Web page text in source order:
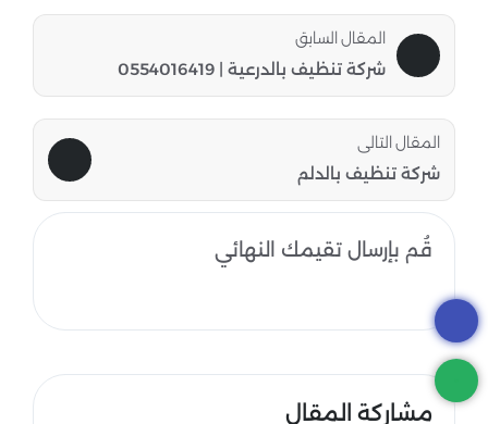
المقال السابق
شركة تنظيف بالدرعية | 0554016419
المقال التالى
شركة تنظيف بالدلم
قُم بإرسال تقيمك النهائي
مشاركة المقال